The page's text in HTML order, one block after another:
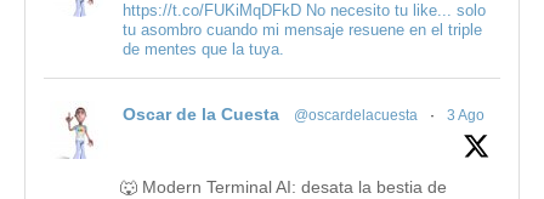
https://t.co/FUKiMqDFkD No necesito tu like... solo
tu asombro cuando mi mensaje resuene en el triple
de mentes que la tuya.
Oscar de la Cuesta @oscardelacuesta · 3 Ago
🐺 Modern Terminal AI: desata la bestia de